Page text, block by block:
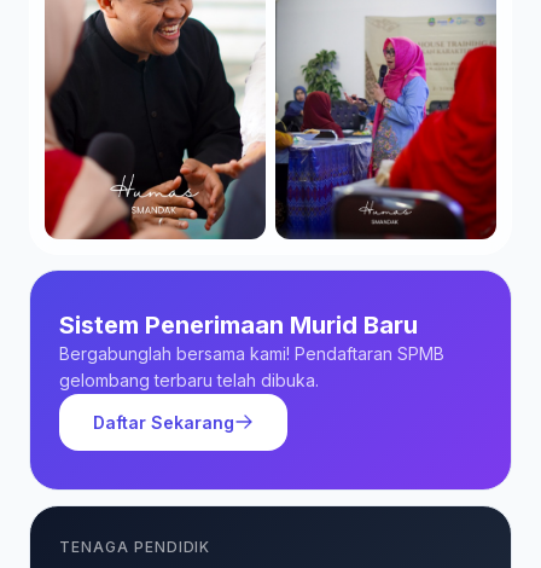
Sistem Penerimaan Murid Baru
Bergabunglah bersama kami! Pendaftaran SPMB
gelombang terbaru telah dibuka.
Daftar Sekarang
TENAGA PENDIDIK